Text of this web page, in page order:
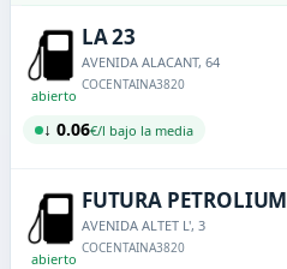
abierto
LA 23
AVENIDA ALACANT, 64
COCENTAINA3820
↓ 0.06€/l bajo la media
abierto
FUTURA PETROLIUM
AVENIDA ALTET L', 3
COCENTAINA3820